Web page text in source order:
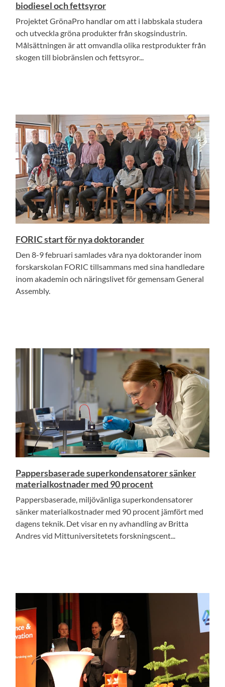
biodiesel och fettsyror
Projektet GrönaPro handlar om att i labbskala studera
och utveckla gröna produkter från skogsindustrin.
Målsättningen är att omvandla olika restprodukter från
skogen till biobränslen och fettsyror...
FORIC start för nya doktorander
Den 8-9 februari samlades våra nya doktorander inom
forskarskolan FORIC tillsammans med sina handledare
inom akademin och näringslivet för gemensam General
Assembly.
Pappersbaserade superkondensatorer sänker
materialkostnader med 90 procent
Pappersbaserade, miljövänliga superkondensatorer
sänker materialkostnader med 90 procent jämfört med
dagens teknik. Det visar en ny avhandling av Britta
Andres vid Mittuniversitetets forskningscent...